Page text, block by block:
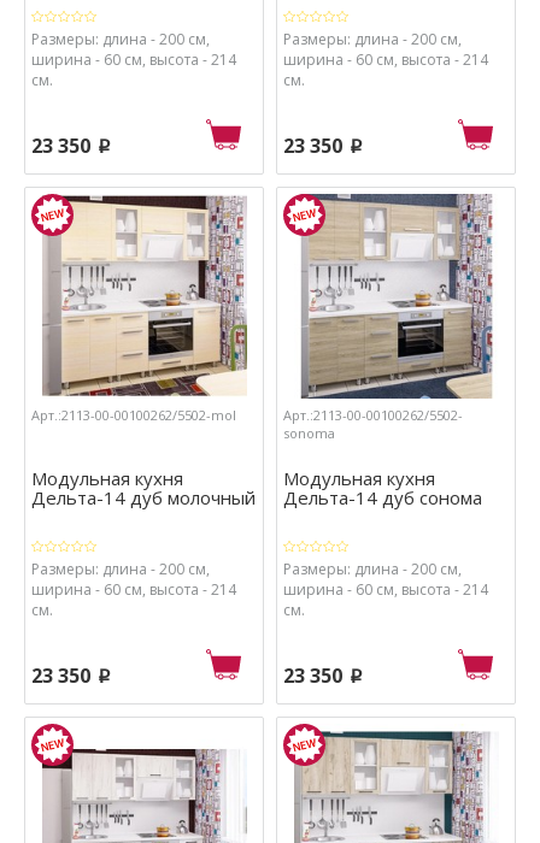
Размеры: длина - 200 см,
ширина - 60 см, высота - 214
см.
23 350 p
Размеры: длина - 200 см,
ширина - 60 см, высота - 214
см.
23 350 p
Арт.:2113-00-00100262/5502-mol
Модульная кухня
Дельта-14 дуб молочный
Размеры: длина - 200 см,
ширина - 60 см, высота - 214
см.
23 350 p
Арт.:2113-00-00100262/5502-
sonoma
Модульная кухня
Дельта-14 дуб сонома
Размеры: длина - 200 см,
ширина - 60 см, высота - 214
см.
23 350 p